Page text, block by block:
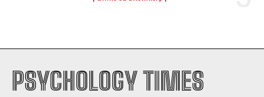
PSYCHOLOGY TIMES